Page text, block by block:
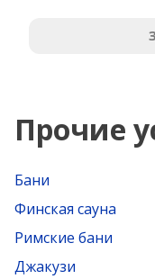
Прочие
Бани
Финская сауна
Римские бани
Джакузи